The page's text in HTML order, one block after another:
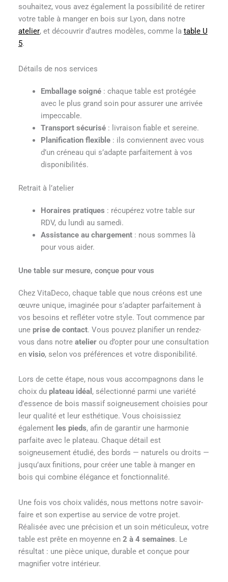
souhaitez, vous avez également la possibilité de retirer
votre table à manger en bois sur Lyon, dans notre
atelier, et découvrir d’autres modèles, comme la table U
5.
Détails de nos services
Emballage soigné: chaque table est protégée
avec le plus grand soin pour assurer une arrivée
impeccable.
Transport sécurisé: livraison fiable et sereine.
Planification flexible: ils conviennent avec vous
d’un créneau qui s’adapte parfaitement à vos
disponibilités.
Retrait à l’atelier
Horaires pratiques : récupérez votre table sur
RDV, du lundi au samedi.
Assistance au chargement: nous sommes là
pour vous aider.
Une table sur mesure, conçue pour vous
Chez VitaDeco, chaque table que nous créons est une
œuvre unique, imaginée pour s’adapter parfaitement à
vos besoins et refléter votre style. Tout commence par
une prise de contact. Vous pouvez planifier un rendez-
vous dans notre atelierou d’opter pour une consultation
en visio, selon vos préférences et votre disponibilité.
Lors de cette étape, nous vous accompagnons dans le
choix du plateau idéal , sélectionné parmi une variété
d’essence de bois massif soigneusement choisies pour
leur qualité et leur esthétique. Vous choisissiez
également les pieds, afin de garantir une harmonie
parfaite avec le plateau. Chaque détail est
soigneusement étudié, des bords — naturels ou droits —
jusqu’aux finitions, pour créer une table à manger en
bois qui combine élégance et fonctionnalité.
Une fois vos choix validés, nous mettons notre savoir-
faire et son expertise au service de votre projet.
Réalisée avec une précision et un soin méticuleux, votre
table est prête en moyenne en 2 à 4 semaines. Le
résultat : une pièce unique, durable et conçue pour
magnifier votre intérieur.